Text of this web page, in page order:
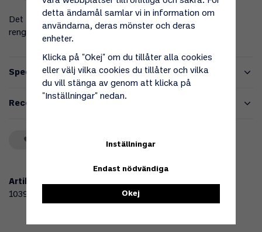
Specifikationer
Recensioner
Det tvådelade järnet kan enkelt plockas isär för enkel
rengöring och hantering över elden.
Artikelnummer:
103926
detta ändamål samlar vi in information om
användarna, deras mönster och deras
enheter.
Klicka på "Okej" om du tillåter alla cookies
eller välj vilka cookies du tillåter och vilka
du vill stänga av genom att klicka på
"Inställningar" nedan.
Inställningar
Endast nödvändiga
Okej